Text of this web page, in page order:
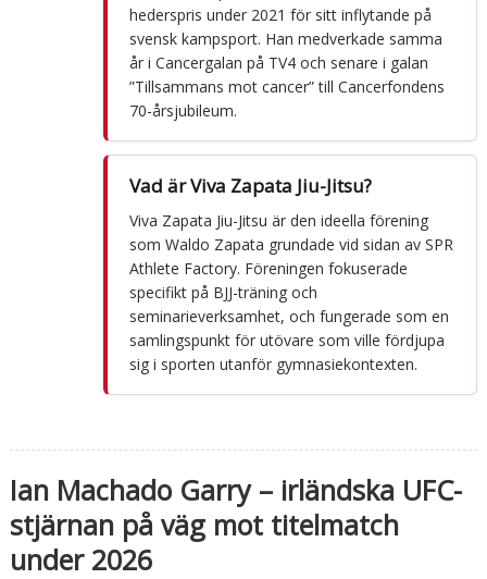
hederspris under 2021 för sitt inflytande på
svensk kampsport. Han medverkade samma
år i Cancergalan på TV4 och senare i galan
”Tillsammans mot cancer” till Cancerfondens
70-årsjubileum.
Vad är Viva Zapata Jiu-Jitsu?
Viva Zapata Jiu-Jitsu är den ideella förening
som Waldo Zapata grundade vid sidan av SPR
Athlete Factory. Föreningen fokuserade
specifikt på BJJ-träning och
seminarieverksamhet, och fungerade som en
samlingspunkt för utövare som ville fördjupa
sig i sporten utanför gymnasiekontexten.
Ian Machado Garry – irländska UFC-
stjärnan på väg mot titelmatch
under 2026